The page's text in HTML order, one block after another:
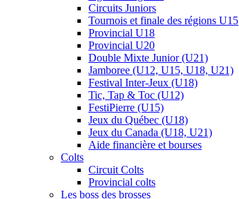
Circuits Juniors
Tournois et finale des régions U15
Provincial U18
Provincial U20
Double Mixte Junior (U21)
Jamboree (U12, U15, U18, U21)
Festival Inter-Jeux (U18)
Tic, Tap & Toc (U12)
FestiPierre (U15)
Jeux du Québec (U18)
Jeux du Canada (U18, U21)
Aide financière et bourses
Colts
Circuit Colts
Provincial colts
Les boss des brosses